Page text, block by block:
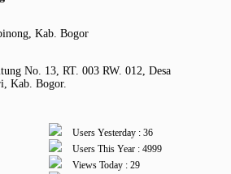
Kab. Bogor
No. 13, RT. 003 RW. 012, Desa
Kab. Bogor.
Users Yesterday : 36
Users This Year : 4999
Views Today : 29